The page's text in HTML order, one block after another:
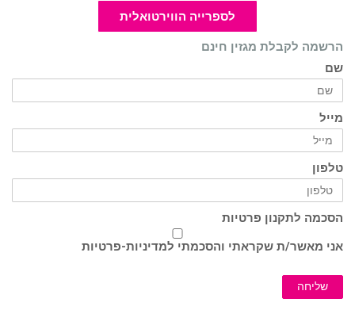
לספרייה הווירטואלית
הרשמה לקבלת מגזין חינם
שם
מייל
טלפון
הסכמה לתקנון פרטיות
אני מאשר/ת שקראתי והסכמתי למדיניות-פרטיות
שליחה